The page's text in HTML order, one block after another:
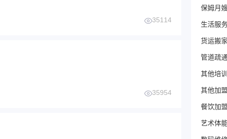
35114
35954
保姆月嫂
生活服
货运搬家
管道疏通
其他培训
其他加盟
餐饮加盟
艺术体